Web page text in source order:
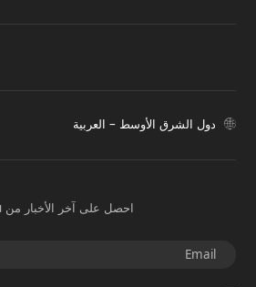
دول الشرق الأوسط – العربية
احصل على آخر الأخبار من Imou